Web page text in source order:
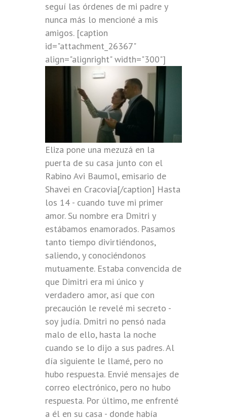
seguí las órdenes de mi padre y
nunca más lo mencioné a mis
amigos. [caption
id="attachment_26367"
align="alignright" width="300"]
Eliza pone una mezuzá en la
puerta de su casa junto con el
Rabino Avi Baumol, emisario de
Shavei en Cracovia[/caption] Hasta
los 14 - cuando tuve mi primer
amor. Su nombre era Dmitri y
estábamos enamorados. Pasamos
tanto tiempo divirtiéndonos,
saliendo, y conociéndonos
mutuamente. Estaba convencida de
que Dimitri era mi único y
verdadero amor, así que con
precaución le revelé mi secreto -
soy judía. Dmitri no pensó nada
malo de ello, hasta la noche
cuando se lo dijo a sus padres. Al
día siguiente le llamé, pero no
hubo respuesta. Envié mensajes de
correo electrónico, pero no hubo
respuesta. Por último, me enfrenté
a él en su casa - donde había